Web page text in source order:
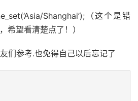
Shanghai’);（这个是错
希望看清楚点了！）
们参考.也免得自己以后忘记了